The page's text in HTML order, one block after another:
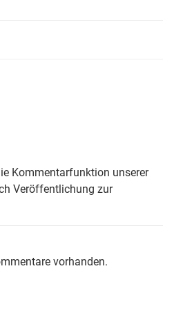
Kommentarfunktion unserer
Veröffentlichung zur
vorhanden.